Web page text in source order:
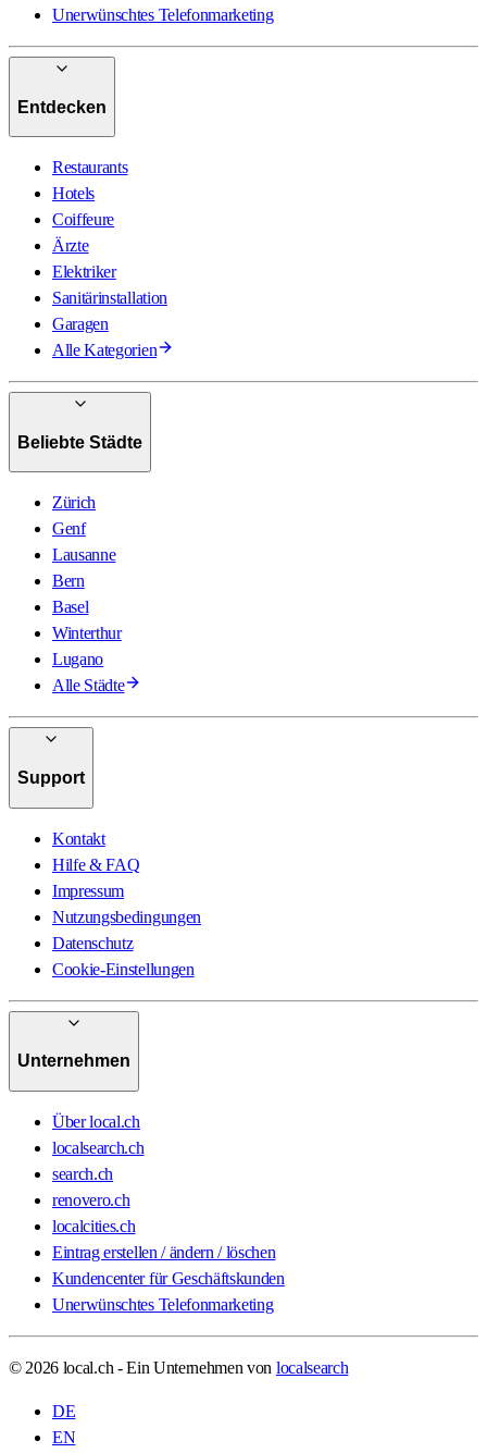
Unerwünschtes Telefonmarketing
Entdecken
Restaurants
Hotels
Coiffeure
Ärzte
Elektriker
Sanitärinstallation
Garagen
Alle Kategorien
Beliebte Städte
Zürich
Genf
Lausanne
Bern
Basel
Winterthur
Lugano
Alle Städte
Support
Kontakt
Hilfe & FAQ
Impressum
Nutzungsbedingungen
Datenschutz
Cookie-Einstellungen
Unternehmen
Über local.ch
localsearch.ch
search.ch
renovero.ch
localcities.ch
Eintrag erstellen / ändern / löschen
Kundencenter für Geschäftskunden
Unerwünschtes Telefonmarketing
© 2026 local.ch - Ein Unternehmen von localsearch
DE
EN